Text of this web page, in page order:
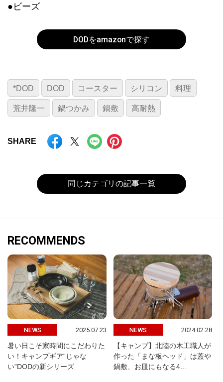
●ビーズ
DODをamazonで探す
*DOD DOD コースター シリコン 料理
荒井隆一 鍋つかみ 鍋敷 高耐熱
SHARE
同じカテゴリの記事一覧
RECOMMENDS
NEWS 2025.07.23
暑い日こそ家時間にこだわりた
い！キャンプギア“じゃな
い”DODの新シリーズ
NEWS 2024.02.28
【キャンプ】北陸の木工職人が
作った「まな板ヘッド」は蓋や
鍋敷、お皿にもなる4…